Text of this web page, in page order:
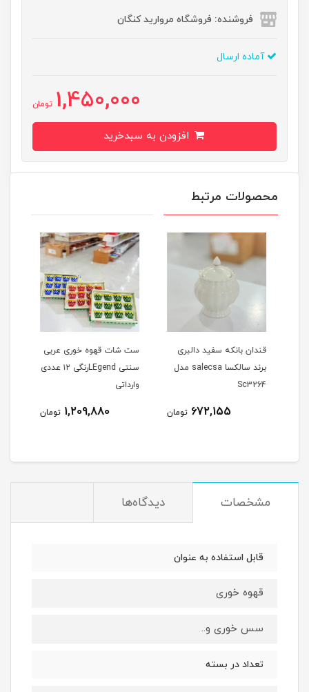
فروشنده: فروشگاه مروارید کنگان
آماده ارسال
1,450,000 تومان
محصولات مرتبط
قندان بانکه سفید دالبری
برند سالکسا salecsa مدل
Sc3264
672,155 تومان
ست شات قهوه خوری عربی
سنتی LEgendرنگی ۱۲ عددی
وارداتی
1,209,880 تومان
مشخصات دیدگاه‌ها
قابل استفاده به عنوان
قهوه خوری
سس خوری و..
تعداد در بسته